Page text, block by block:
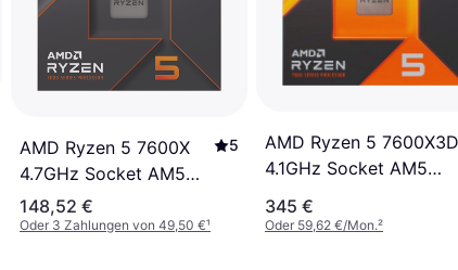
AMD Ryzen 5 7600X
4.7GHz Socket AM5
Box
5
148,52 €
Oder 3 Zahlungen von 49,50 €¹
AMD Ryzen 5 7600X3D
4.1GHz Socket AM5
Boxed
345 €
Oder 59,62 €/Mon.²